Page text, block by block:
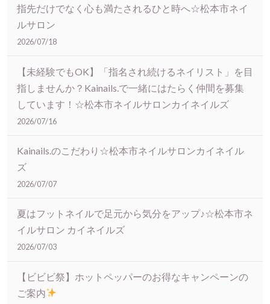
指先だけでなく心も満たされるひと時へ☆松本市ネイ
ルサロン
2026/07/18
【未経験でもOK】「指名され続けるネイリスト」を目
指しませんか？Kainails.で一緒にはたらく仲間を募集
しています！☆松本市ネイルサロンカイネイルズ
2026/07/16
Kainails.のこだわり☆松本市ネイルサロンカイネイル
ズ
2026/07/07
夏はフットネイルで足元から気分をアップ♪☆松本市ネ
イルサロン カイネイルズ
2026/07/03
【ビビビ祭】ホットペッパーのお得なキャンペーンの
ご案内